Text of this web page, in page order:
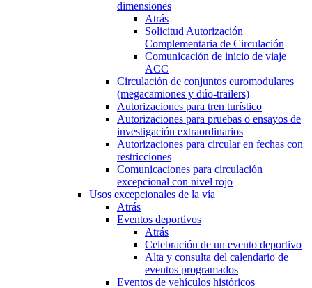
dimensiones
Atrás
Solicitud Autorización
Complementaria de Circulación
Comunicación de inicio de viaje
ACC
Circulación de conjuntos euromodulares
(megacamiones y dúo-trailers)
Autorizaciones para tren turístico
Autorizaciones para pruebas o ensayos de
investigación extraordinarios
Autorizaciones para circular en fechas con
restricciones
Comunicaciones para circulación
excepcional con nivel rojo
Usos excepcionales de la vía
Atrás
Eventos deportivos
Atrás
Celebración de un evento deportivo
Alta y consulta del calendario de
eventos programados
Eventos de vehículos históricos